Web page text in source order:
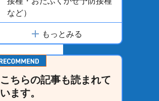
など）
もっとみる
こちらの記事も読まれて
います。